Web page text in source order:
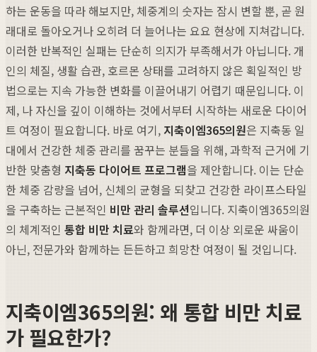
하는 운동을 따라 해보지만, 체중계의 숫자는 잠시 변할 뿐, 곧 원
래대로 돌아오거나 오히려 더 늘어나는 요요 현상에 지쳐갑니다.
이러한 반복적인 실패는 단순히 의지가 부족해서가 아닙니다. 개
인의 체질, 생활 습관, 호르몬 상태를 고려하지 않은 획일적인 방
법으로는 지속 가능한 변화를 이끌어내기 어렵기 때문입니다. 이
제, 나 자신을 깊이 이해하는 것에서부터 시작하는 새로운 다이어
트 여정이 필요합니다. 바로 여기, 지축이엠365의원은 지축동 일
대에서 건강한 체중 관리를 꿈꾸는 분들을 위해, 과학적 근거에 기
반한 맞춤형 지축동 다이어트 프로그램을 제안합니다. 이는 단순
한 체중 감량을 넘어, 신체의 균형을 되찾고 건강한 라이프스타일
을 구축하는 근본적인 비만 관리 솔루션입니다. 지축이엠365의원
의 체계적인 통합 비만 치료와 함께라면, 더 이상 외로운 싸움이
아닌, 전문가와 함께하는 든든하고 희망찬 여정이 될 것입니다.
지축이엠365의원: 왜 통합 비만 치료
가 필요한가?